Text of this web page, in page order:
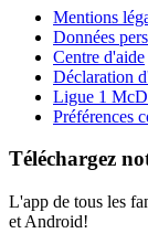
Mentions
Données
Centre d'aide
Déclaration
Ligue 1
Préférences
Téléchargez
L'app de tous les
et Android!